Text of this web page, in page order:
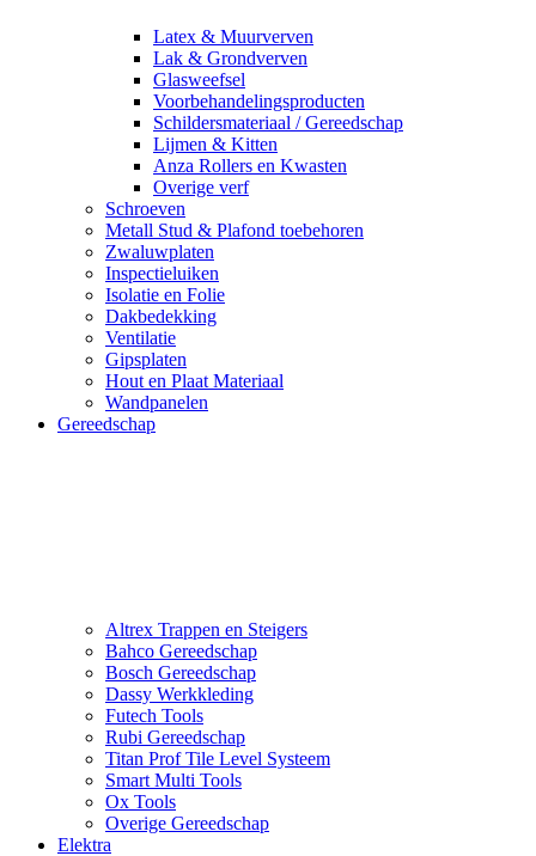
Latex & Muurverven
Lak & Grondverven
Glasweefsel
Voorbehandelingsproducten
Schildersmateriaal / Gereedschap
Lijmen & Kitten
Anza Rollers en Kwasten
Overige verf
Schroeven
Metall Stud & Plafond toebehoren
Zwaluwplaten
Inspectieluiken
Isolatie en Folie
Dakbedekking
Ventilatie
Gipsplaten
Hout en Plaat Materiaal
Wandpanelen
Gereedschap
Altrex Trappen en Steigers
Bahco Gereedschap
Bosch Gereedschap
Dassy Werkkleding
Futech Tools
Rubi Gereedschap
Titan Prof Tile Level Systeem
Smart Multi Tools
Ox Tools
Overige Gereedschap
Elektra